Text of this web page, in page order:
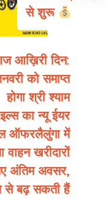
से शुरू
आख़िरी दिन:
को समाप्त
होगा श्री श्याम
का न्यू ईयर
ऑफरलैलुंगा में
वाहन खरीदारों
अंतिम अवसर,
बढ़ सकती हैं